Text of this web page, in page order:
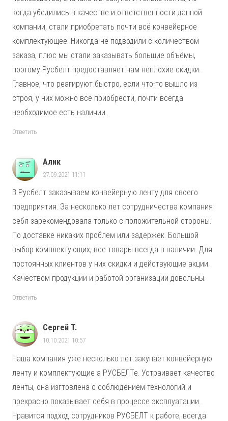
когда убедились в качестве и ответственности данной
компании, стали приобретать почти всё конвейерное
комплектующее. Никогда не подводили с количеством
заказа, плюс мы стали заказывать большие объёмы,
поэтому Русбелт предоставляет нам неплохие скидки.
Главное, что реагируют быстро, если что-то вышло из
строя, у них можно всё приобрести, почти всегда
необходимое есть наличии.
Ответить
Алик
27.09.2021 11:11
В Русбелт заказываем конвейерную ленту для своего
предприятия. За несколько лет сотрудничества компания
себя зарекомендовала только с положительной стороны.
По доставке никаких проблем или задержек. Большой
выбор комплектующих, все товары всегда в наличии. Для
постоянных клиентов у них скидки и действующие акции.
Качеством продукции и работой организации довольны.
Ответить
Сергей Т.
10.10.2021 10:57
Наша компания уже несколько лет закупает конвейерную
ленту и комплектующие а РУСБЕЛТе. Устраивает качество
ленты, она изгтовлена с соблюдением технологий и
прекрасно показывает себя в процессе эксплуатации.
Нравится подход сотрудников РУСБЕЛТ к работе, всегда